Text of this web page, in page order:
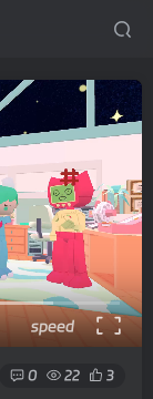
speed
0 22 3